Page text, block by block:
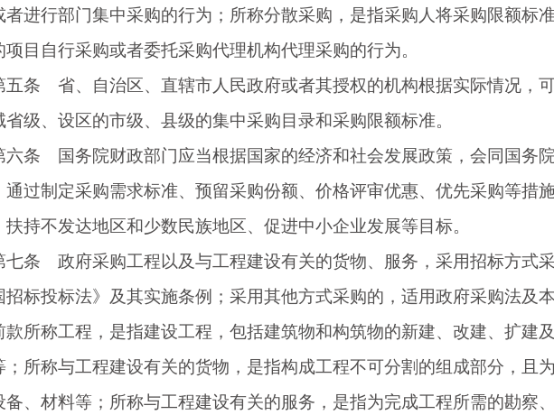
者进行部门集中采购的行为；所称分散采购，是指采购人将采购限额标
项目自行采购或者委托采购代理机构代理采购的行为。
省、自治区、直辖市人民政府或者其授权的机构根据实际情况，
省级、设区的市级、县级的集中采购目录和采购限额标准。
国务院财政部门应当根据国家的经济和社会发展政策，会同国务院
通过制定采购需求标准、预留采购份额、价格评审优惠、优先采购等措
扶持不发达地区和少数民族地区、促进中小企业发展等目标。
政府采购工程以及与工程建设有关的货物、服务，采用招标方式采
招标投标法》及其实施条例；采用其他方式采购的，适用政府采购法及本
称工程，是指建设工程，包括建筑物和构筑物的新建、改建、扩建及
；所称与工程建设有关的货物，是指构成工程不可分割的组成部分，且
备、材料等；所称与工程建设有关的服务，是指为完成工程所需的勘察